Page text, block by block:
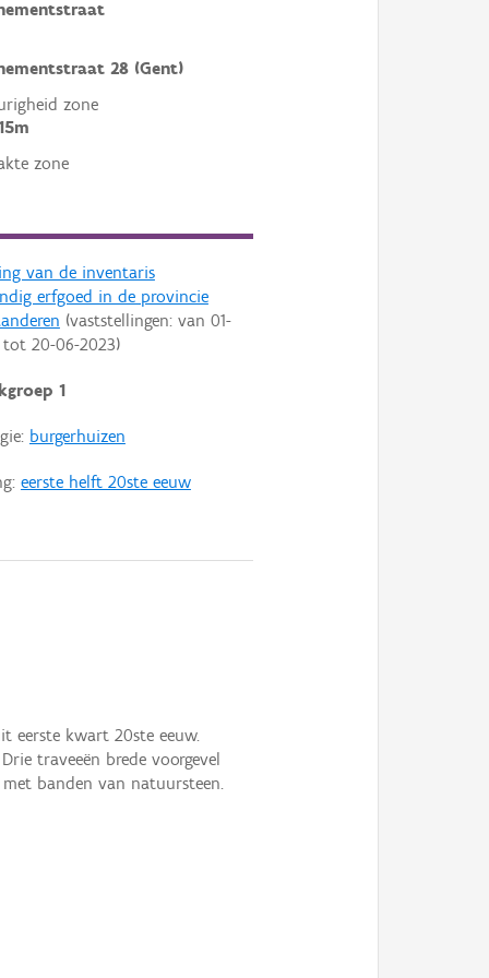
28 (Gent)
zone
zone
van de inventaris
erfgoed in de provincie
(vaststellingen: van 01-
20-06-2023)
1
burgerhuizen
eerste helft 20ste eeuw
eerste kwart 20ste eeuw.
traveeën brede voorgevel
banden van natuursteen.